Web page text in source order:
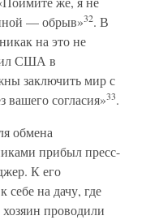
— обрыв»32. В
на это не
США в
заключить мир с
согласия»33.
обмена
прибыл пресс-
К его
на дачу, где
проводили